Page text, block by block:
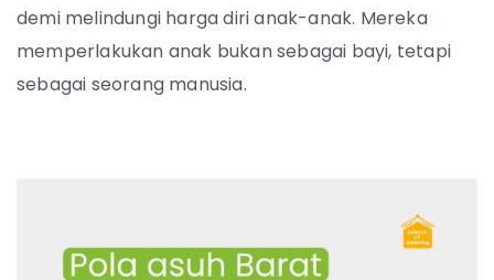
demi melindungi harga diri anak-anak. Mereka
memperlakukan anak bukan sebagai bayi, tetapi
sebagai seorang manusia.